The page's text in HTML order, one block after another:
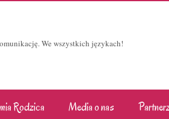
We wszystkich językach!
Rodzica Media o nas